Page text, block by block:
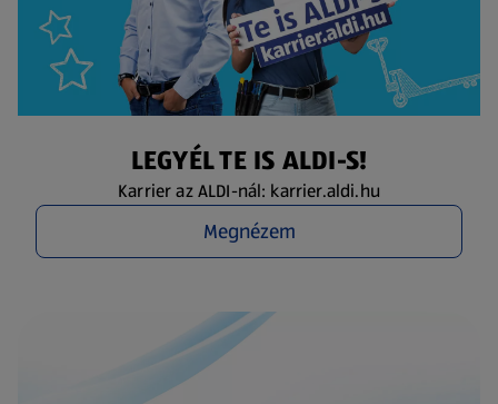
LEGYÉL TE IS ALDI-S!
Karrier az ALDI-nál: karrier.aldi.hu
Megnézem